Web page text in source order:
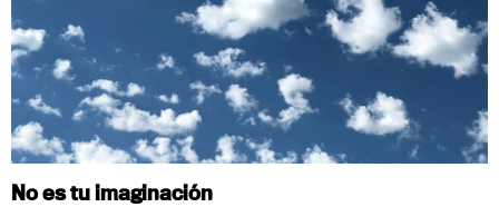
No es tu imaginación